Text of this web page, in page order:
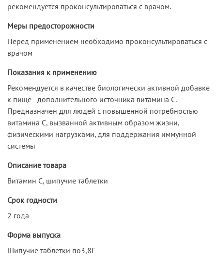
рекомендуется проконсультироваться с врачом.
Меры предосторожности
Перед применением необходимо проконсультироваться с
врачом
Показания к применению
Рекомендуется в качестве биологически активной добавке
к пище - дополнительного источника витамина С.
Предназначен для людей с повышенной потребностью
витамина С, вызванной активным образом жизни,
физическими нагрузками, для поддержания иммунной
системы
Описание товара
Витамин С, шипучие таблетки
Срок годности
2 года
Форма выпуска
Шипучие таблетки по3,8Г